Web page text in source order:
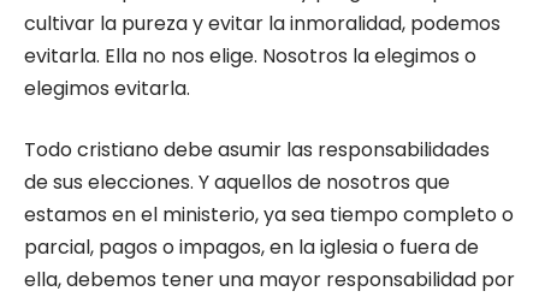
cultivar la pureza y evitar la inmoralidad, podemos
evitarla. Ella no nos elige. Nosotros la elegimos o
elegimos evitarla.
Todo cristiano debe asumir las responsabilidades
de sus elecciones. Y aquellos de nosotros que
estamos en el ministerio, ya sea tiempo completo o
parcial, pagos o impagos, en la iglesia o fuera de
ella, debemos tener una mayor responsabilidad por